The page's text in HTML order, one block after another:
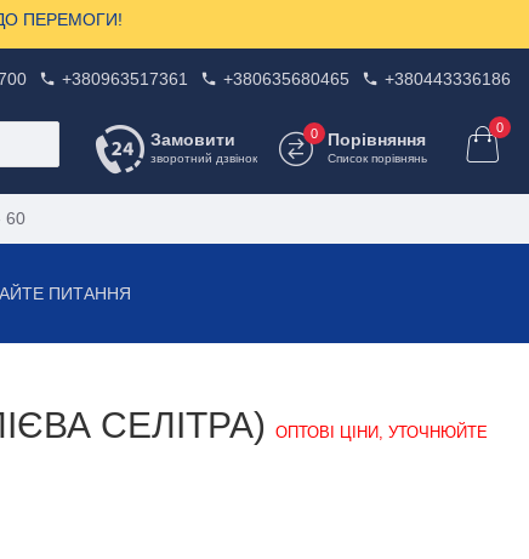
ДО ПЕРЕМОГИ!
+380963517361 +380635680465 +380443336186
Замовити
зворотний дзвінок
Порівняння
Список порівнянь
0 0
60
ПИТАННЯ
СЕЛІТРА) ОПТОВІ ЦІНИ, УТОЧНЮЙТЕ